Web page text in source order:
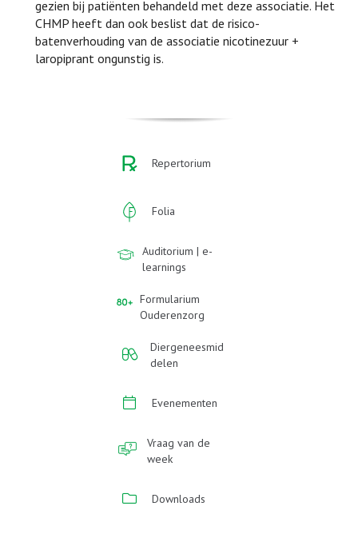
gezien bij patiënten behandeld met deze associatie. Het
CHMP heeft dan ook beslist dat de risico-
batenverhouding van de associatie nicotinezuur +
laropiprant ongunstig is.
Repertorium
Folia
Auditorium | e-
learnings
Formularium
Ouderenzorg
Diergeneesmid
delen
Evenementen
Vraag van de
week
Downloads